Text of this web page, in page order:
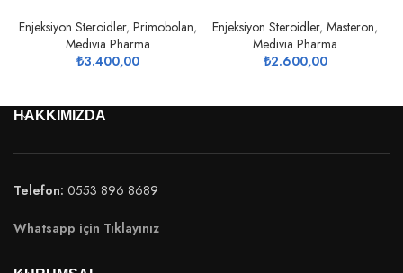
Enjeksiyon Steroidler, Primobolan,
Medivia Pharma
₺3.400,00
Enjeksiyon Steroidler,Masteron,
Medivia Pharma
₺2.600,00
HAKKIMIZDA
Telefon: 0553 896 8689
Whatsapp için Tıklayınız